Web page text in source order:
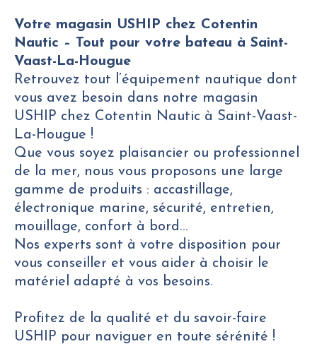
Votre magasin USHIP chez Cotentin
Nautic – Tout pour votre bateau à Saint-
Vaast-La-Hougue
Retrouvez tout l’équipement nautique dont
vous avez besoin dans notre magasin
USHIP chez Cotentin Nautic à Saint-Vaast-
La-Hougue !
Que vous soyez plaisancier ou professionnel
de la mer, nous vous proposons une large
gamme de produits : accastillage,
électronique marine, sécurité, entretien,
mouillage, confort à bord…
Nos experts sont à votre disposition pour
vous conseiller et vous aider à choisir le
matériel adapté à vos besoins.
Profitez de la qualité et du savoir-faire
USHIP pour naviguer en toute sérénité !